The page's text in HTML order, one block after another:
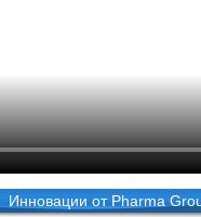
Инновации от Pharma